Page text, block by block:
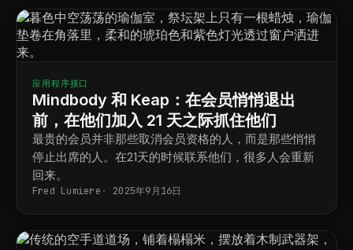
应用程序接口
Mindbody 和 Keap：在会员悄悄退出
前，在他们加入 21 天之际抓住他们
最贵的会员并非那些取消会员资格的人，而是那些悄悄
停止出席的人。在21天的时候联系他们，很多人会重新
回来。
Fred Lumiere 2025年9月16日